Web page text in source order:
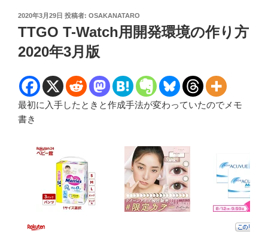
投
稿
日:
2020年3月29日 投稿者: OSAKANATARO
TTGO T-Watch用開発環境の作り方
2020年3月版
最初に入手したときと作成手法が変わっていたのでメモ
書き